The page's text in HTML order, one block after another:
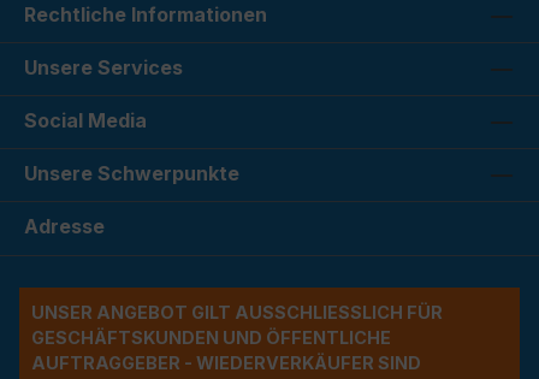
Rechtliche Informationen
Unsere Services
Social Media
Unsere Schwerpunkte
Adresse
UNSER ANGEBOT GILT AUSSCHLIESSLICH FÜR G
ESCHÄFTSKUNDEN UND ÖFFENTLICHE A
UFTRAGGEBER - WIEDERVERKÄUFER SIND A